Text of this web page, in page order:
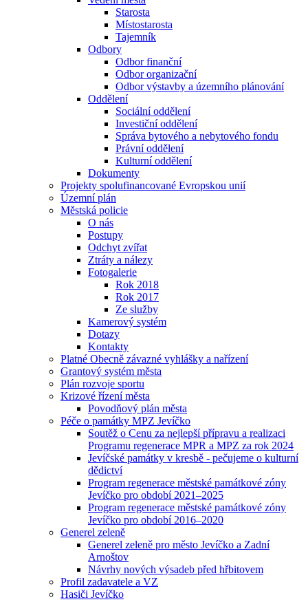
Starosta
Místostarosta
Tajemník
Odbory
Odbor finanční
Odbor organizační
Odbor výstavby a územního plánování
Oddělení
Sociální oddělení
Investiční oddělení
Správa bytového a nebytového fondu
Právní oddělení
Kulturní oddělení
Dokumenty
Projekty spolufinancované Evropskou unií
Územní plán
Městská policie
O nás
Postupy
Odchyt zvířat
Ztráty a nálezy
Fotogalerie
Rok 2018
Rok 2017
Ze služby
Kamerový systém
Dotazy
Kontakty
Platné Obecně závazné vyhlášky a nařízení
Grantový systém města
Plán rozvoje sportu
Krizové řízení města
Povodňový plán města
Péče o památky MPZ Jevíčko
Soutěž o Cenu za nejlepší přípravu a realizaci
Programu regenerace MPR a MPZ za rok 2024
Jevíčské památky v kresbě - pečujeme o kulturní
dědictví
Program regenerace městské památkové zóny
Jevíčko pro období 2021–2025
Program regenerace městské památkové zóny
Jevíčko pro období 2016–2020
Generel zeleně
Generel zeleně pro město Jevíčko a Zadní
Arnoštov
Návrhy nových výsadeb před hřbitovem
Profil zadavatele a VZ
Hasiči Jevíčko